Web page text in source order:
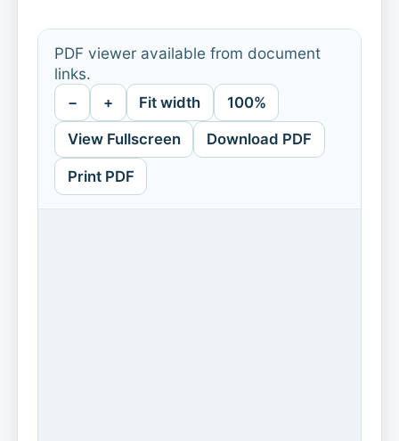
PDF viewer available from document
links.
− + Fit width 100%
View Fullscreen Download PDF
Print PDF